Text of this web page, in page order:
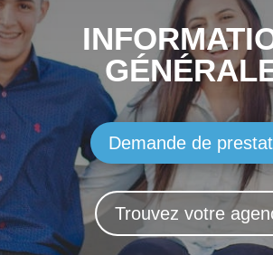
Demande de
Trouvez votre